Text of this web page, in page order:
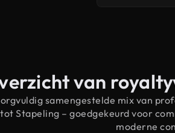
van
samengestelde mix van
Stapeling – goedgekeurd voor
moderne